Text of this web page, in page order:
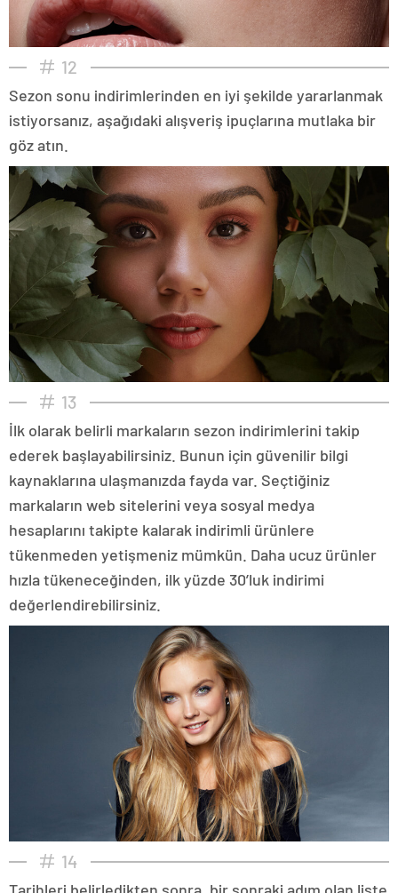
12
Sezon sonu indirimlerinden en iyi şekilde yararlanmak
istiyorsanız, aşağıdaki alışveriş ipuçlarına mutlaka bir
göz atın.
13
İlk olarak belirli markaların sezon indirimlerini takip
ederek başlayabilirsiniz. Bunun için güvenilir bilgi
kaynaklarına ulaşmanızda fayda var. Seçtiğiniz
markaların web sitelerini veya sosyal medya
hesaplarını takipte kalarak indirimli ürünlere
tükenmeden yetişmeniz mümkün. Daha ucuz ürünler
hızla tükeneceğinden, ilk yüzde 30’luk indirimi
değerlendirebilirsiniz.
14